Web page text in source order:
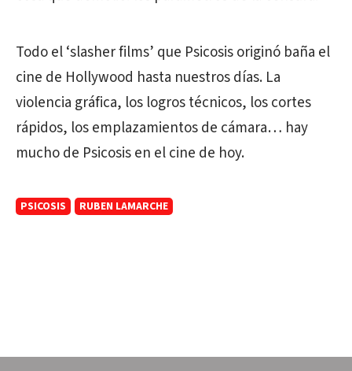
Todo el ‘slasher films’ que Psicosis originó baña el
cine de Hollywood hasta nuestros días. La
violencia gráfica, los logros técnicos, los cortes
rápidos, los emplazamientos de cámara… hay
mucho de Psicosis en el cine de hoy.
PSICOSIS RUBEN LAMARCHE